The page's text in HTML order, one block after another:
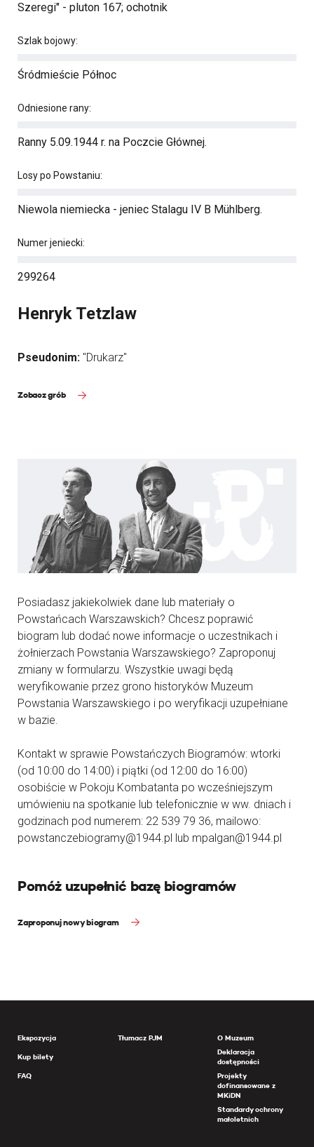
Szeregi" - pluton 167; ochotnik
Szlak bojowy:
Śródmieście Północ
Odniesione rany:
Ranny 5.09.1944 r. na Poczcie Głównej.
Losy po Powstaniu:
Niewola niemiecka - jeniec Stalagu IV B Mühlberg.
Numer jeniecki:
299264
Henryk Tetzlaw
Pseudonim: "Drukarz"
Zobacz grób
Posiadasz jakiekolwiek dane lub materiały o
Powstańcach Warszawskich? Chcesz poprawić
biogram lub dodać nowe informacje o uczestnikach i
żołnierzach Powstania Warszawskiego? Zaproponuj
zmiany w formularzu. Wszystkie uwagi będą
weryfikowanie przez grono historyków Muzeum
Powstania Warszawskiego i po weryfikacji uzupełniane
w bazie.
Kontakt w sprawie Powstańczych Biogramów: wtorki
(od 10:00 do 14:00) i piątki (od 12:00 do 16:00)
osobiście w Pokoju Kombatanta po wcześniejszym
umówieniu na spotkanie lub telefonicznie w ww. dniach i
godzinach pod numerem: 22 539 79 36, mailowo:
powstanczebiogramy@1944.pl lub mpalgan@1944.pl
Pomóż uzupełnić bazę biogramów
Zaproponuj nowy biogram
Ekspozycja
Kup bilety
FAQ
Tłumacz PJM
O Muzeum
Deklaracja
dostępności
Projekty
dofinansowane z
MKiDN
Standardy ochrony
małoletnich